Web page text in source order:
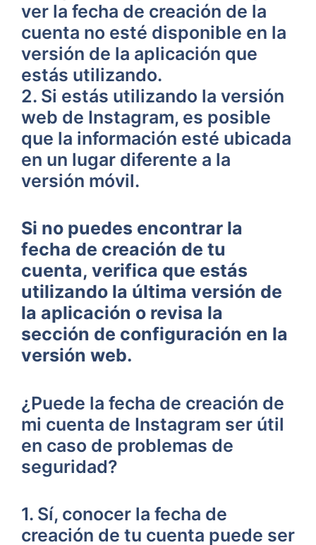
ver la fecha de creación de la
cuenta no esté disponible en la
versión ‌de ⁢la aplicación que
estás utilizando.
2. Si estás utilizando la​ versión
web ⁢de ⁤Instagram, es posible
que la información⁤ esté ubicada
en un lugar diferente a la
versión ⁤móvil.
Si no puedes encontrar‌ la
⁣fecha de creación de tu
cuenta, verifica que estás
utilizando‍ la⁣ última versión de
la aplicación o revisa la⁤
sección ⁤de configuración en la
⁣versión web.
¿Puede ⁣la fecha de creación de
mi cuenta de Instagram‍ ser útil
en caso de problemas ​de
seguridad?
1. Sí, conocer la fecha ​de
creación ‍de tu cuenta⁣ puede ser